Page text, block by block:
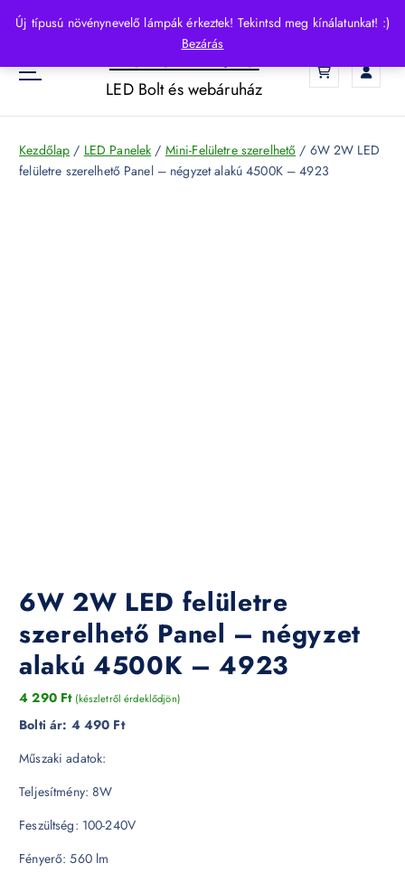
Új típusú növénynevelő lámpák érkeztek! Tekintsd meg kínálatunkat! :)
Bezárás
p
o
HelloLED.hu
LED Bolt és webáruház
Kezdőlap / LED Panelek / Mini-Felületre szerelhető / 6W 2W LED
felületre szerelhető Panel – négyzet alakú 4500K – 4923
6W 2W LED felületre
szerelhető Panel – négyzet
alakú 4500K – 4923
4 290 Ft (készletről érdeklődjön)
Bolti ár: 4 490 Ft
Műszaki adatok:
Teljesítmény: 8W
Feszültség: 100-240V
Fényerő: 560 lm